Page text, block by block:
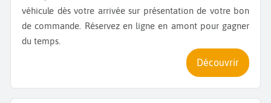
véhicule dès votre arrivée sur présentation de votre bon
de commande. Réservez en ligne en amont pour gagner
du temps.
Découvrir